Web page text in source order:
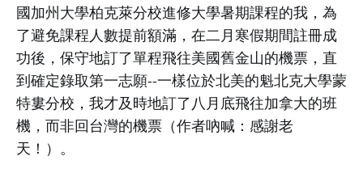
國加州大學柏克萊分校進修大學暑期課程的我，為
了避免課程人數提前額滿，在二月寒假期間註冊成
功後，保守地訂了單程飛往美國舊金山的機票，直
到確定錄取第一志願--一樣位於北美的魁北克大學蒙
特婁分校，我才及時地訂了八月底飛往加拿大的班
機，而非回台灣的機票（作者吶喊：感謝老
天！）。